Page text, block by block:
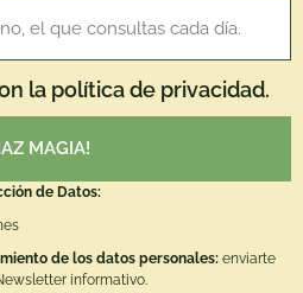
la política de privacidad.
MAGIA!
de Datos:
de los datos personales: enviarte
informativo.